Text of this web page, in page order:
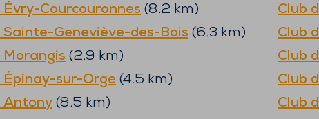
Évry-Courcouronnes (8.2 km) Club
Sainte-Geneviève-des-Bois (6.3 km) Club
Morangis (2.9 km) Club
Épinay-sur-Orge (4.5 km) Club
Antony (8.5 km) Club